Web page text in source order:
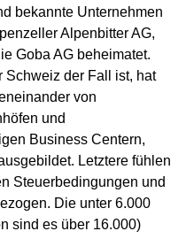
bekannte Unternehmen
Alpenbitter AG,
Goba AG beheimatet.
Schweiz der Fall ist, hat
von
und
Business Centern,
Letztere fühlen
Steuerbedingungen und
Die unter 6.000
sind es über 16.000)